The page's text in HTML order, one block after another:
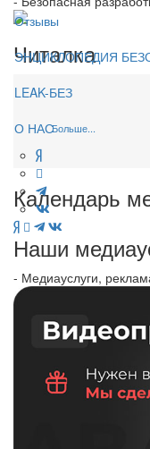
Отзывы
ЭНЦИКЛОПЕДИЯ
LEAK-БЕЗ
О НАС
Читалка
Больше...
Календарь
Наши
- Медиауслуги,